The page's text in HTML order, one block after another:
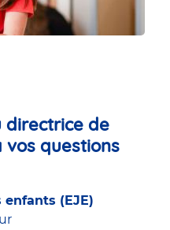
directrice de
vos questions
(EJE)